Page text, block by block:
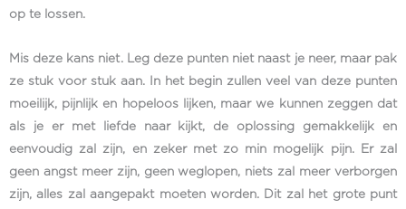
op te lossen.
Mis deze kans niet. Leg deze punten niet naast je neer, maar pak
ze stuk voor stuk aan. In het begin zullen veel van deze punten
moeilijk, pijnlijk en hopeloos lijken, maar we kunnen zeggen dat
als je er met liefde naar kijkt, de oplossing gemakkelijk en
eenvoudig zal zijn, en zeker met zo min mogelijk pijn. Er zal
geen angst meer zijn, geen weglopen, niets zal meer verborgen
zijn, alles zal aangepakt moeten worden. Dit zal het grote punt